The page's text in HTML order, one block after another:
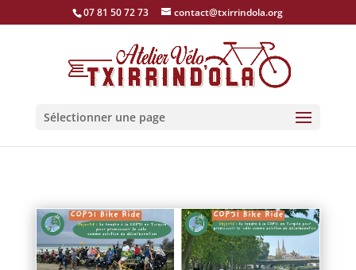
07 81 50 72 73 contact@txirrindola.org
Sélectionner une page